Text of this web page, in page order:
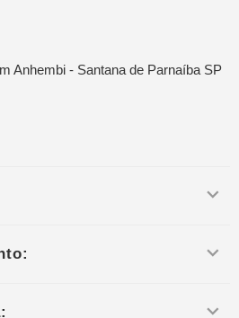
Anhembi - Santana de Parnaíba SP